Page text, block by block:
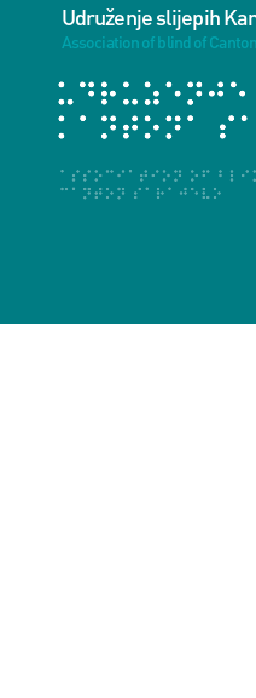
Udruženje slijepih
Association of blind of